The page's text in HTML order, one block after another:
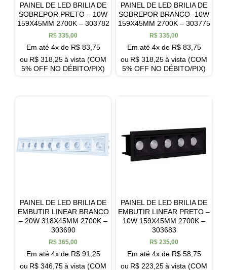
PAINEL DE LED BRILIA DE
SOBREPOR PRETO – 10W
159X45MM 2700K – 303782
R$ 335,00
Em até 4x de R$83,75
ou R$ 318,25à vista (COM
5% OFF NO DÉBITO/PIX)
PAINEL DE LED BRILIA DE
SOBREPOR BRANCO -10W
159X45MM 2700K – 303775
R$ 335,00
Em até 4x de R$83,75
ou R$ 318,25à vista (COM
5% OFF NO DÉBITO/PIX)
PAINEL DE LED BRILIA DE
EMBUTIR LINEAR BRANCO
– 20W 318X45MM 2700K –
303690
R$ 365,00
Em até 4x de R$91,25
ou R$ 346,75à vista (COM
PAINEL DE LED BRILIA DE
EMBUTIR LINEAR PRETO –
10W 159X45MM 2700K –
303683
R$ 235,00
Em até 4x de R$58,75
ou R$ 223,25à vista (COM